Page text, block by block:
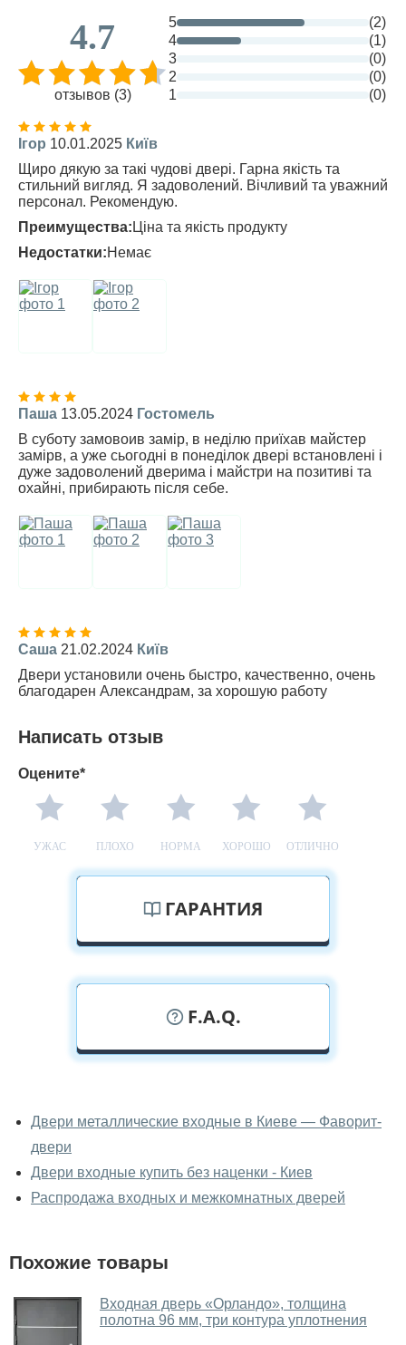
4.7
отзывов (3)
5
(2)
4
(1)
3
(0)
2
(0)
1
(0)
Ігор 10.01.2025 Київ
Щиро дякую за такі чудові двері. Гарна якість та
стильний вигляд. Я задоволений. Вічливий та уважний
персонал. Рекомендую.
Преимущества: Ціна та якість продукту
Недостатки:Немає
Паша 13.05.2024 Гостомель
В суботу замовоив замір, в неділю приїхав майстер
замірв, а уже сьогодні в понеділок двері встановлені і
дуже задоволений дверима і майстри на позитиві та
охайні, прибирають після себе.
Саша 21.02.2024 Київ
Двери установили очень быстро, качественно, очень
благодарен Александрам, за хорошую работу
Написать отзыв
Оцените*
УЖАС ПЛОХО НОРМА ХОРОШО ОТЛИЧНО
ГАРАНТИЯ
F.A.Q.
металлические двери вживую?
Да, можно посмотреть металлические двери в нашем
фирменном салоне-магазине.
У вас большой магазин?
дверей.
Помогаете ли вы выбрать
металлические двери?
Двери металлические входные в Киеве — Фаворит-
двери
Двери входные купить без наценки - Киев
Распродажа входных и межкомнатных дверей
Похожие товары
Входная дверь «Орландо», толщина
полотна 96 мм, три контура уплотнения